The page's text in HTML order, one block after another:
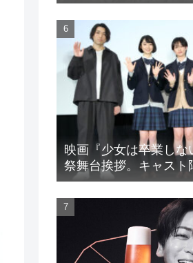
LIVE』
映画『少女は卒業し
祭舞台挨拶。キャスト
場！